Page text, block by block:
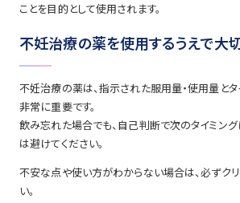
ことを目的として使用されます。
不妊治療の薬を使用するうえで大
不妊治療の薬は、指示された服用量・使用量とタ
非常に重要です。
飲み忘れた場合でも、自己判断で次のタイミン
は避けてください。
不安な点や使い方がわからない場合は、必ずク
い。